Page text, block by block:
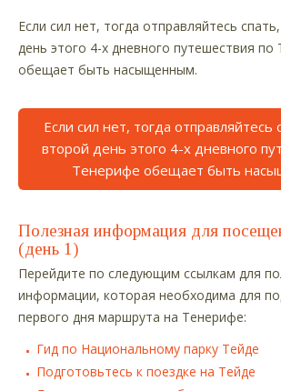
Если сил нет, тогда отправляйтесь
день этого 4-х дневного путешествия по
обещает быть насыщенным.
Если сил нет, тогда отправляйтесь
второй день этого 4-х дневного
Тенерифе обещает быть
Полезная информация для
(день 1)
Перейдите по следующим ссылкам для
информации, которая необходима для
первого дня маршрута на Тенерифе:
Гид по Национальному парку Тейде
Подготовьтесь к поездке на Тейде